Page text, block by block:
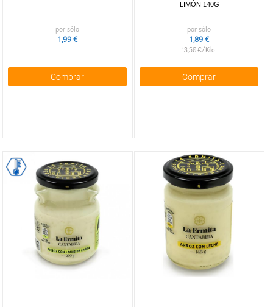
por sólo
1,99 €
Comprar
LIMÓN 140G
por sólo
1,89 €
13,50 €/Kilo
Comprar